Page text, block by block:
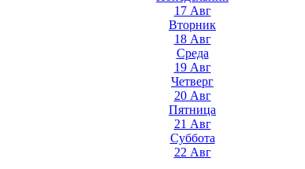
17 Авг
Вторник
18 Авг
Среда
19 Авг
Четверг
20 Авг
Пятница
21 Авг
Суббота
22 Авг